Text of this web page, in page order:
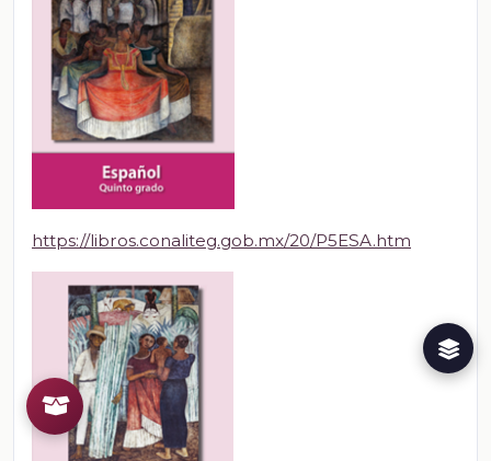
https://libros.conaliteg.gob.mx/20/P5ESA.htm